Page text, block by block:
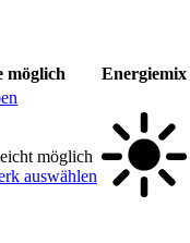
möglich Energiemix
möglich
auswählen